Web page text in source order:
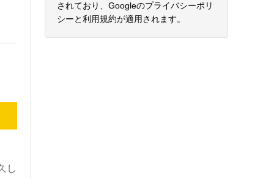
し
されており、Googleのプライバシーポリ
シーと利用規約が適用されます。